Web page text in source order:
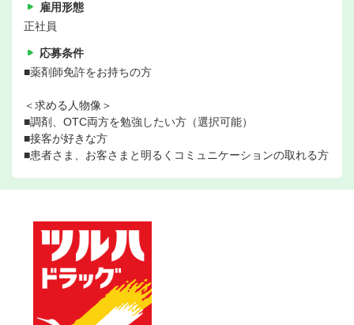
雇用形態
正社員
応募条件
■薬剤師免許をお持ちの方
＜求める人物像＞
■調剤、OTC両方を勉強したい方（選択可能）
■接客が好きな方
■患者さま、お客さまと明るくコミュニケーションの取れる方